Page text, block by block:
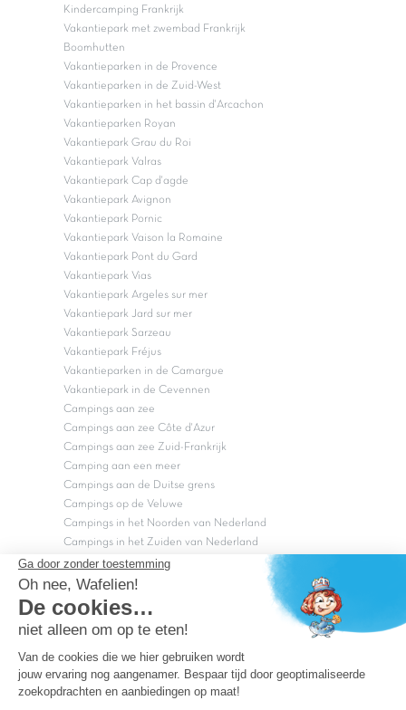
Kindercamping Frankrijk
Vakantiepark met zwembad Frankrijk
Boomhutten
Vakantieparken in de Provence
Vakantieparken in de Zuid-West
Vakantieparken in het bassin d'Arcachon
Vakantieparken Royan
Vakantiepark Grau du Roi
Vakantiepark Valras
Vakantiepark Cap d'agde
Vakantiepark Avignon
Vakantiepark Pornic
Vakantiepark Vaison la Romaine
Vakantiepark Pont du Gard
Vakantiepark Vias
Vakantiepark Argeles sur mer
Vakantiepark Jard sur mer
Vakantiepark Sarzeau
Vakantiepark Fréjus
Vakantieparken in de Camargue
Vakantiepark in de Cevennen
Campings aan zee
Campings aan zee Côte d'Azur
Campings aan zee Zuid-Frankrijk
Camping aan een meer
Campings aan de Duitse grens
Campings op de Veluwe
Campings in het Noorden van Nederland
Campings in het Zuiden van Nederland
Copyright Capfun 2026 ©
Bij Capfun solliciteren
Veelgestelde vragen
Dutchbox Vakantiepark
Superdeals
Capfun in de media
Carabouille.nl